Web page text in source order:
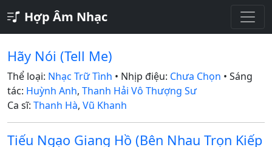
Hợp Âm Nhạc
Hãy Nói (Tell Me)
Thể loại: Nhạc Trữ Tình • Nhịp điệu: Chưa Chọn • Sáng
tác: Huỳnh Anh, Thanh Hải Vô Thượng Sư
Ca sĩ: Thanh Hà, Vũ Khanh
Tiếu Ngạo Giang Hồ (Bên Nhau Trọn Kiếp